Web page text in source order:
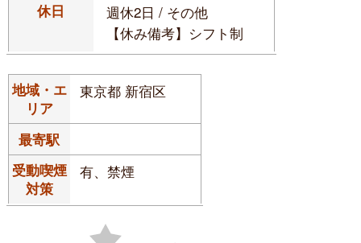
休日
週休2日 / その他
【休み備考】シフト制
地域・エ
リア
東京都 新宿区
最寄駅
受動喫煙
対策
有、禁煙